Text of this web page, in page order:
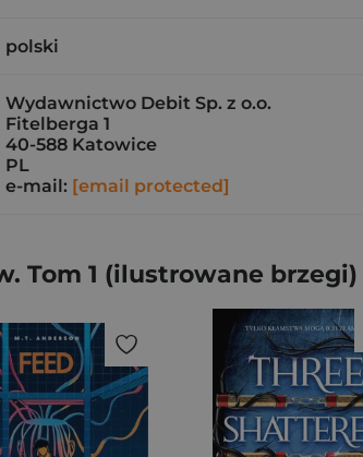
polski
Wydawnictwo Debit Sp. z o.o.
Fitelberga 1
40-588 Katowice
PL
e-mail: [email protected]
Tom 1 (ilustrowane brzegi)